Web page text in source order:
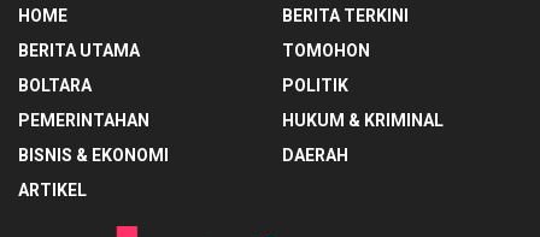
HOME
BERITA TERKINI
BERITA UTAMA
TOMOHON
BOLTARA
POLITIK
PEMERINTAHAN
HUKUM & KRIMINAL
BISNIS & EKONOMI
DAERAH
ARTIKEL